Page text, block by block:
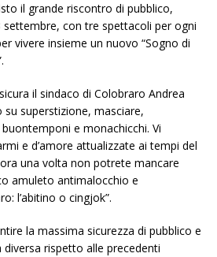
il grande riscontro di pubblico,
settembre, con tre spettacoli per ogni
vivere insieme un nuovo “Sogno di
il sindaco di Colobraro Andrea
superstizione, masciare,
e monachicchi. Vi
e d’amore attualizzate ai tempi del
una volta non potrete mancare
amuleto antimalocchio e
l’abitino o cingjok”.
la massima sicurezza di pubblico e
rispetto alle precedenti